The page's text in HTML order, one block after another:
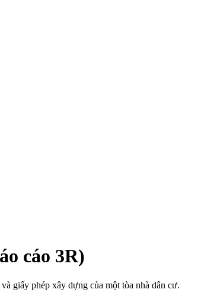
cáo 3R)
giấy phép xây dựng của một tòa nhà dân cư.